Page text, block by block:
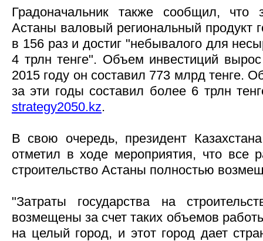
Градоначальник также сообщил, что
Астаны валовый региональный продукт
в 156 раз и достиг "небывалого для
4 трлн тенге". Объем инвестиций
2015 году он составил 773 млрд тенге.
за эти годы составил более 6 трлн
strategy2050.kz.
В свою очередь, президент
отметил в ходе мероприятия, что все
строительство Астаны полностью
"Затраты государства на
возмещены за счет таких объемов
на целый город, и этот город дает